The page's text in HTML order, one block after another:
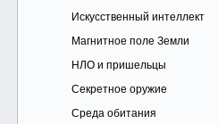
Искусственный интеллект
Магнитное поле Земли
НЛО и пришельцы
Секретное оружие
Среда обитания